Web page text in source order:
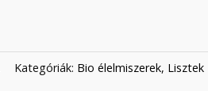
Kategóriák: Bio élelmiszerek, Lisztek